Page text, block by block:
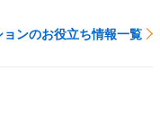
ンのお役立ち情報一覧